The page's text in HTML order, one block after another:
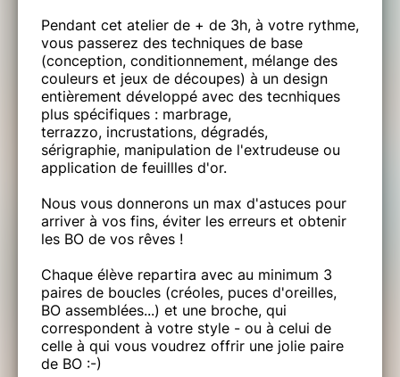
Pendant cet atelier de + de 3h, à votre rythme,
vous passerez des techniques de base
(conception, conditionnement, mélange des
couleurs et jeux de découpes) à un design
entièrement développé avec des tecnhiques
plus spécifiques : marbrage,
terrazzo, incrustations, dégradés,
sérigraphie, manipulation de l'extrudeuse ou
application de feuillles d'or.
Nous vous donnerons un max d'astuces pour
arriver à vos fins, éviter les erreurs et obtenir
les BO de vos rêves !
Chaque élève repartira avec au minimum 3
paires de boucles (créoles, puces d'oreilles,
BO assemblées...) et une broche, qui
correspondent à votre style - ou à celui de
celle à qui vous voudrez offrir une jolie paire
de BO :-)